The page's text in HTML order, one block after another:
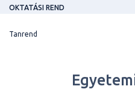
OKTATÁSI REND
Tanrend